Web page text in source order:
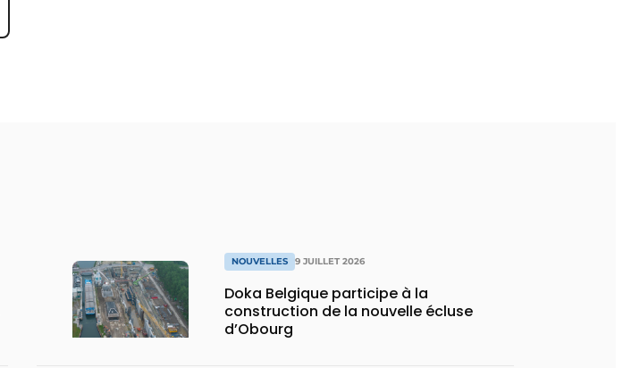
NOUVELLES 9 JUILLET 2026
Doka Belgique participe à la
construction de la nouvelle écluse
d’Obourg